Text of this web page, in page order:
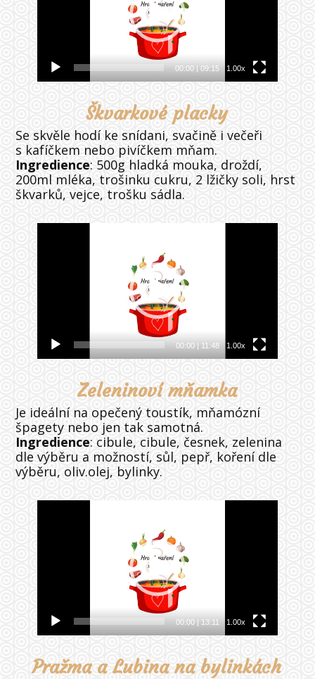
00:00 | 09:15 1.00x
Škvarkové placky
Se skvěle hodí ke snídani, svačině i večeři
s kafíčkem nebo pivíčkem mňam.
Ingredience: 500g hladká mouka, droždí,
200ml mléka, trošinku cukru, 2 lžičky soli, hrst
škvarků, vejce, trošku sádla.
00:00 | 11:48 1.00x
Zeleninoví mňamka
Je ideální na opečený toustík, mňamózní
špagety nebo jen tak samotná.
Ingredience: cibule, cibule, česnek, zelenina
dle výběru a možností, sůl, pepř, koření dle
výběru, oliv.olej, bylinky.
00:00 | 13:11 1.00x
Pražma a Lubina na bylinkách